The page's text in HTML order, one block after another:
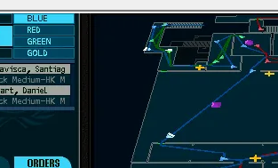
- Brian Upton über die Anfangsidee von Rainbow
- Tom Clancys Beitrag zu den Spielen
- Große Probleme in der Entwicklung